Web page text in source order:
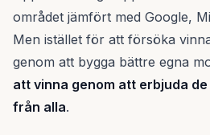
området jämfört med Google,
Men istället för att försöka
genom att bygga bättre egna
att vinna genom att erbjuda
från alla.